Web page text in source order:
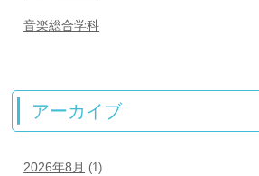
音楽総合学科
アーカイブ
2026年8月 (1)